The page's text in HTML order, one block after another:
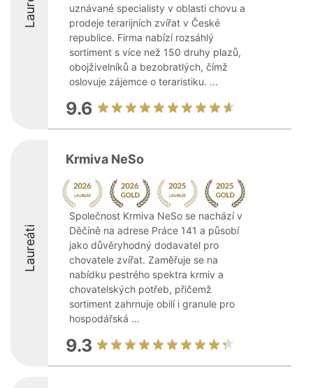
uznávané specialisty v oblasti chovu a
prodeje terarijních zvířat v České
republice. Firma nabízí rozsáhlý
sortiment s více než 150 druhy plazů,
obojživelníků a bezobratlých, čímž
oslovuje zájemce o teraristiku. ...
9.6
Laureáti
Krmiva NeSo
Společnost Krmiva NeSo se nachází v
Děčíně na adrese Práce 141 a působí
jako důvěryhodný dodavatel pro
chovatele zvířat. Zaměřuje se na
nabídku pestrého spektra krmiv a
chovatelských potřeb, přičemž
sortiment zahrnuje obilí i granule pro
hospodářská ...
9.3